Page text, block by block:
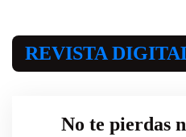
REVISTA
No te pierdas